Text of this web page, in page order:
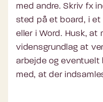
med andre. Skriv fx
sted på et board, i et
eller i Word. Husk,
vidensgrundlag at
arbejde og eventuelt
med, at der